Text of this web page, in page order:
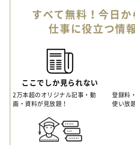
すべて無料！今日か
仕事に役立つ情
ここでしか見られない
2万本超のオリジナル記事・動
画・資料が見放題！
登録料
使い放